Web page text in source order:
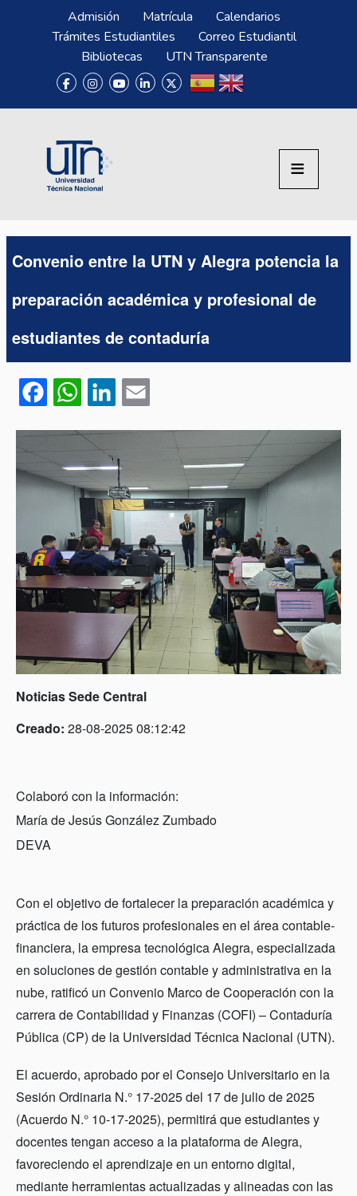
Pasar al contenido principal
Menú SuperiorAdmisión Matrícula
Calendarios
Trámites Estudiantiles
Correo Estudiantil
Bibliotecas
UTN Transparente
Convenio entre la UTN y Alegra potencia la
preparación académica y profesional de
estudiantes de contaduría
FacebookWhatsApp
LinkedIn
Noticias Sede Central
Creado: 28-08-2025 08:12:42
Colaboró con la información:
María de Jesús González Zumbado
DEVA
Con el objetivo de fortalecer la preparación académica y
práctica de los futuros profesionales en el área contable-
financiera, la empresa tecnológica Alegra, especializada
en soluciones de gestión contable y administrativa en la
nube, ratificó un Convenio Marco de Cooperación con la
carrera de Contabilidad y Finanzas (COFI) – Contaduría
Pública (CP) de la Universidad Técnica Nacional (UTN).
El acuerdo, aprobado por el Consejo Universitario en la
Sesión Ordinaria N.° 17-2025 del 17 de julio de 2025
(Acuerdo N.° 10-17-2025), permitirá que estudiantes y
docentes tengan acceso a la plataforma de Alegra,
favoreciendo el aprendizaje en un entorno digital,
mediante herramientas actualizadas y alineadas con las